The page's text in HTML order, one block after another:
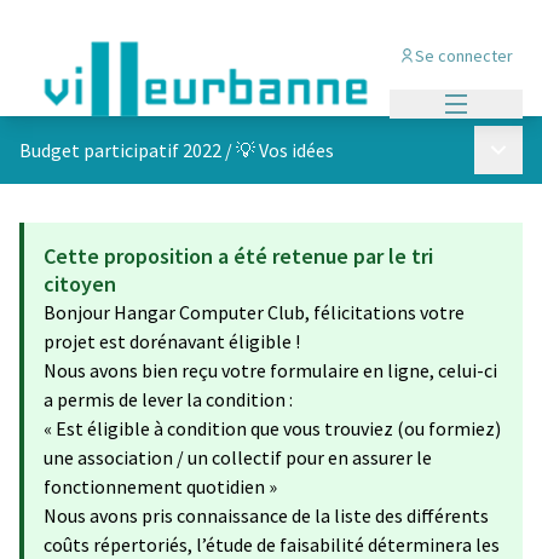
Se connecter
Budget participatif 2022 /💡 Vos idées
Cette proposition a été retenue par le tri
citoyen
Bonjour Hangar Computer Club, félicitations votre
projet est dorénavant éligible !
Nous avons bien reçu votre formulaire en ligne, celui-ci
a permis de lever la condition :
« Est éligible à condition que vous trouviez (ou formiez)
une association / un collectif pour en assurer le
fonctionnement quotidien »
Nous avons pris connaissance de la liste des différents
coûts répertoriés, l’étude de faisabilité déterminera les